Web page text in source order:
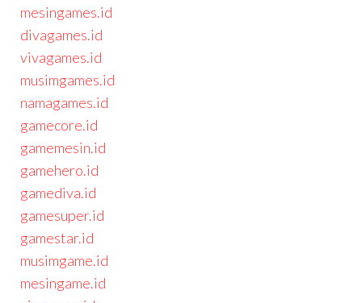
mesingames.id
divagames.id
vivagames.id
musimgames.id
namagames.id
gamecore.id
gamemesin.id
gamehero.id
gamediva.id
gamesuper.id
gamestar.id
musimgame.id
mesingame.id